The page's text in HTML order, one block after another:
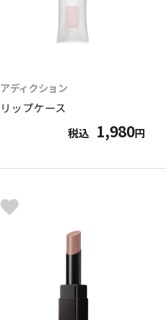
アディクション
リップケース
税込 1,980円